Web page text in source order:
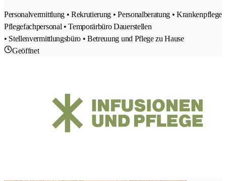
Personalvermittlung • Rekrutierung • Personalberatung • Krankenpflege
Pflegefachpersonal • Temporärbüro Dauerstellen
• Stellenvermittlungsbüro • Betreuung und Pflege zu Hause
Geöffnet